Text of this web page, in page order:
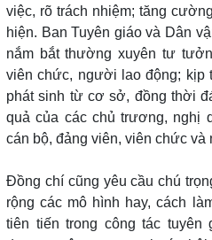
việc, rõ trách nhiệm; tăng
hiện. Ban Tuyên giáo và Dân
nắm bắt thường xuyên tư
viên chức, người lao động; kịp
phát sinh từ cơ sở, đồng thời
quả của các chủ trương, nghị
cán bộ, đảng viên, viên chức
Đồng chí cũng yêu cầu chú
rộng các mô hình hay, cách
tiên tiến trong công tác